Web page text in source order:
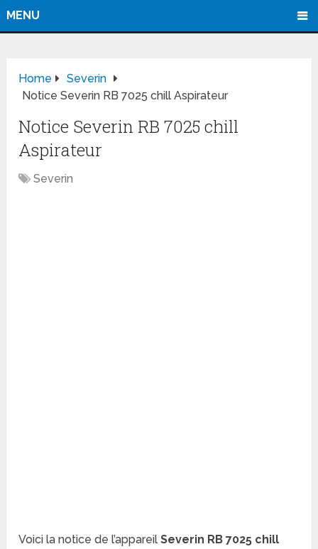
MENU
Home
Severin
Notice Severin RB 7025 chill Aspirateur
Notice Severin RB 7025 chill
Aspirateur
Severin
Voici la notice de l’appareilSeverin RB 7025 chill